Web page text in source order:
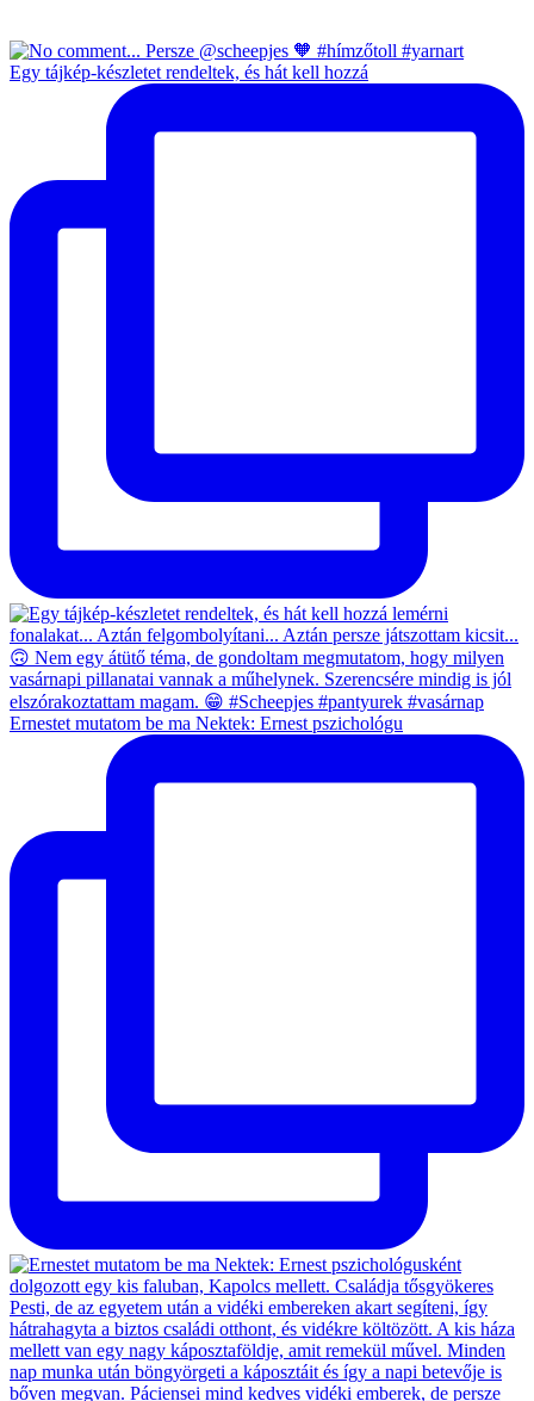
Egy tájkép-készletet rendeltek, és hát kell hozzá
Ernestet mutatom be ma Nektek: Ernest pszichológu